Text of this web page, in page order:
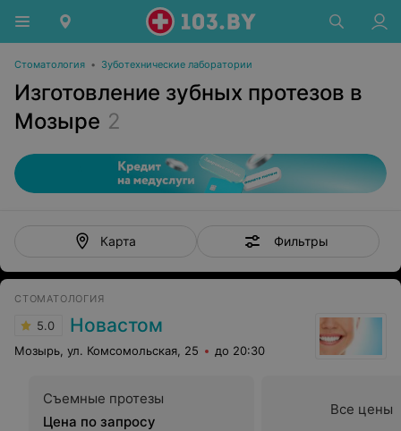
Стоматология • Зуботехнические лаборатории
Изготовление зубных протезов в
Мозыре 2
Карта Фильтры
СТОМАТОЛОГИЯ
5.0 Новастом
Мозырь, ул. Комсомольская, 25 до 20:30
Съемные протезы
Цена по запросу
Все цены